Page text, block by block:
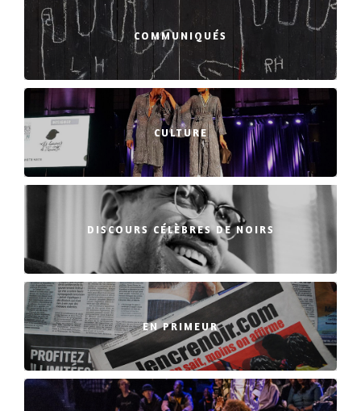
COMMUNIQUÉS
CULTURE
DISCOURS CÉLÈBRES DE NOIRS
EN PRIMEUR